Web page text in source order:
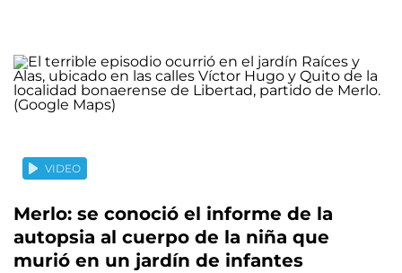
VIDEO
Merlo: se conoció el informe de la
autopsia al cuerpo de la niña que
murió en un jardín de infantes